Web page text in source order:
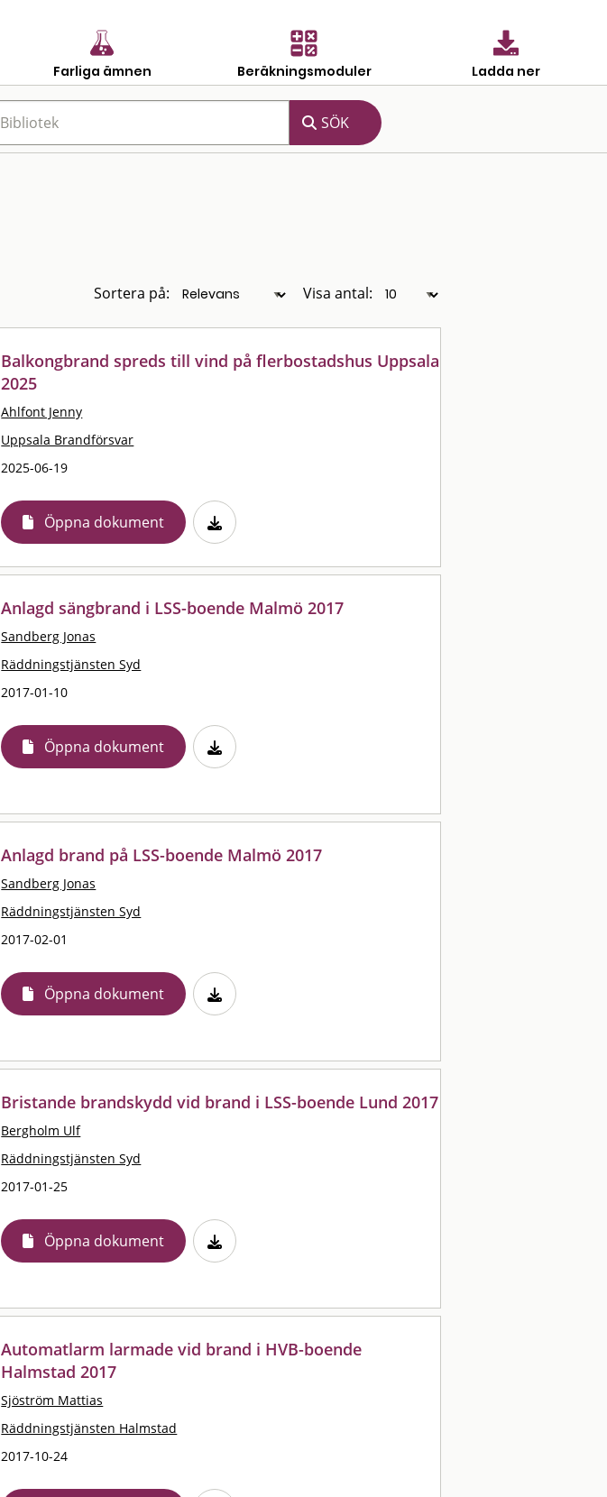
Farliga ämnen Beräkningsmoduler Ladda ner
Sortera på: Visa antal:
Balkongbrand spreds till vind på flerbostadshus Uppsala
2025
Ahlfont Jenny
Uppsala Brandförsvar
2025-06-19
Öppna dokument
Anlagd sängbrand i LSS-boende Malmö 2017
Sandberg Jonas
Räddningstjänsten Syd
2017-01-10
Öppna dokument
Anlagd brand på LSS-boende Malmö 2017
Sandberg Jonas
Räddningstjänsten Syd
2017-02-01
Öppna dokument
Bristande brandskydd vid brand i LSS-boende Lund 2017
Bergholm Ulf
Räddningstjänsten Syd
2017-01-25
Öppna dokument
Automatlarm larmade vid brand i HVB-boende
Halmstad 2017
Sjöström Mattias
Räddningstjänsten Halmstad
2017-10-24